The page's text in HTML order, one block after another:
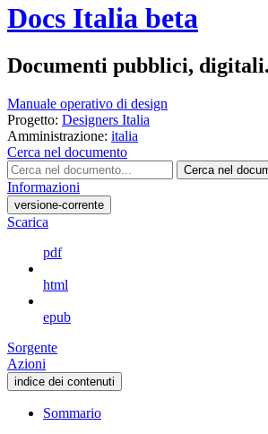
Docs Italia beta
Documenti pubblici, digitali.
Manuale operativo di design
Progetto: Designers Italia
Amministrazione: italia
Cerca nel documento
Cerca nel
Informazioni
versione-corrente
Scarica
pdf
html
epub
Sorgente
Azioni
indice dei contenuti
Sommario